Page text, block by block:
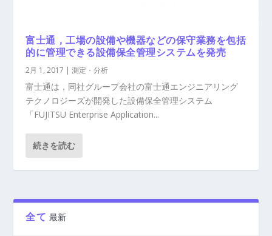
富士通，工場の設備や機器などの保守業務を包括
的に管理できる設備保全管理システムを発売
2月 1, 2017 |測定・分析
富士通は，同社グループ会社の富士通エンジニアリング
テクノロジーズが開発した設備保全管理システム
「FUJITSU Enterprise Application...
続きを読む
全て 最新